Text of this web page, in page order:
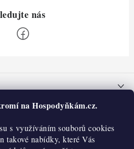
na Hospodyňkám.cz.
s využíváním souborů cookies
takové nabídky, které Vás